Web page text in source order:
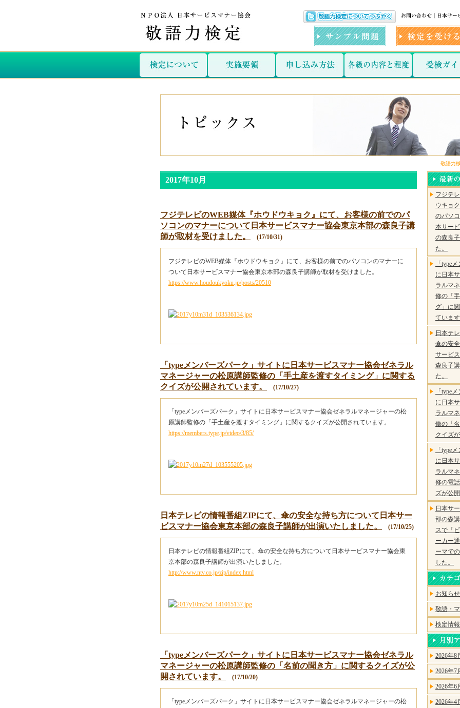
敬語力
2017年10月
フジテレビのWEB媒体『ホウドウキョク』にて、お客様の前でのパ
ソコンのマナーについて日本サービスマナー協会東京本部の森良子講
師が取材を受けました。
(17/10/31)
フジテレビのWEB媒体『ホウドウキョク』にて、お客様の前でのパソコンのマナーに
ついて日本サービスマナー協会東京本部の森良子講師が取材を受けました。
https://www.houdoukyoku.jp/posts/20510
「typeメンバーズパーク」サイトに日本サービスマナー協会ゼネラル
マネージャーの松原講師監修の「手土産を渡すタイミング」に関する
クイズが公開されています。
(17/10/27)
「typeメンバーズパーク」サイトに日本サービスマナー協会ゼネラルマネージャーの松
原講師監修の「手土産を渡すタイミング」に関するクイズが公開されています。
https://members.type.jp/video/3/85/
日本テレビの情報番組ZIPにて、傘の安全な持ち方について日本サー
ビスマナー協会東京本部の森良子講師が出演いたしました。
(17/10/25)
日本テレビの情報番組ZIPにて、傘の安全な持ち方について日本サービスマナー協会東
京本部の森良子講師が出演いたしました。
http://www.ntv.co.jp/zip/index.html
「typeメンバーズパーク」サイトに日本サービスマナー協会ゼネラル
マネージャーの松原講師監修の「名前の聞き方」に関するクイズが公
開されています。
(17/10/20)
「typeメンバーズパーク」サイトに日本サービスマナー協会ゼネラルマネージャーの松
フジテ
ウキョ
のパソ
本サー
の森良
た。
「type
に日本
ラルマ
修の「
グ」に
ています
日本テ
傘の安
サービ
森良子
た。
「type
に日本
ラルマ
修の「
クイズ
「type
に日本
ラルマ
修の電
ズが公
日本サ
部の森
スで「
ーカー
ーマで
した。
お知らせ
敬語・
検定情報
2026年8
2026年7
2026年6
2026年4